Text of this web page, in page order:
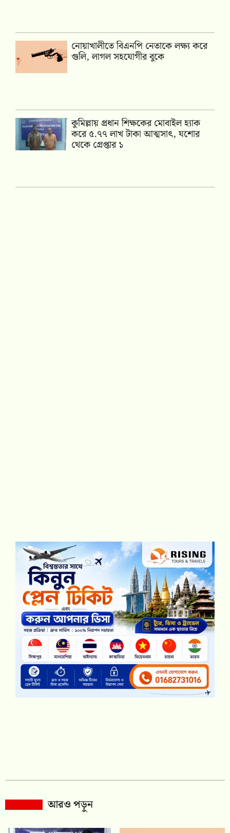
নোয়াখালীতে বিএনপি নেতাকে লক্ষ্য করে
গুলি, লাগল সহযোগীর বুকে
কুমিল্লায় প্রধান শিক্ষকের মোবাইল হ্যাক
করে ৫.৭৭ লাখ টাকা আত্মসাৎ, যশোর
থেকে গ্রেপ্তার ১
আরও পড়ুন